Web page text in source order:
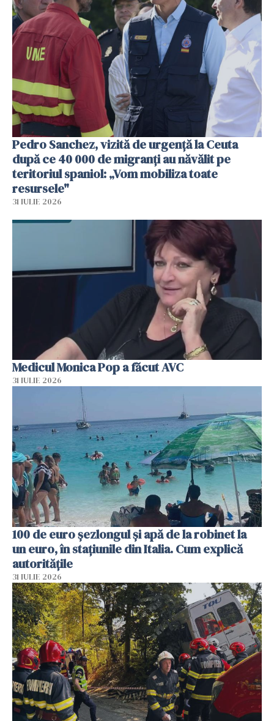
Pedro Sanchez, vizită de urgență la Ceuta
după ce 40 000 de migranți au năvălit pe
teritoriul spaniol: „Vom mobiliza toate
resursele"
31 IULIE 2026
Medicul Monica Pop a făcut AVC
31 IULIE 2026
100 de euro șezlongul și apă de la robinet la
un euro, în stațiunile din Italia. Cum explică
autoritățile
31 IULIE 2026